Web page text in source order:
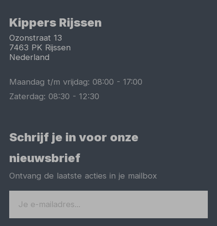
Kippers Rijssen
Ozonstraat 13
7463 PK Rijssen
Nederland
Maandag t/m vrijdag:08:00 -17:00
Zaterdag:08:30 -12:30
Schrijf je in voor onze
nieuwsbrief
Ontvang de laatste acties in je mailbox